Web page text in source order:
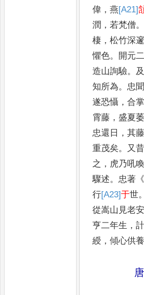
偉 ，燕[A21]
潤 ，若梵僧。
棲 ，松竹深邃
懼色。 開元
造山詢驗。
知所為。忠聞
遂恐懾 ，合
霄藤 ，盛夏
忠還日 ，其
重茂矣。 又
之 ， 虎乃吼
驟述。忠著 《
行[A23]于世。
從嵩山見老
亨二年生 ，
綬 ，傾心供養